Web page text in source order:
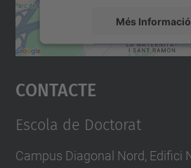
Més Informació
Accepta
powered by
Contacte
Escola de Doctorat
Campus Diagonal Nord, Edifici